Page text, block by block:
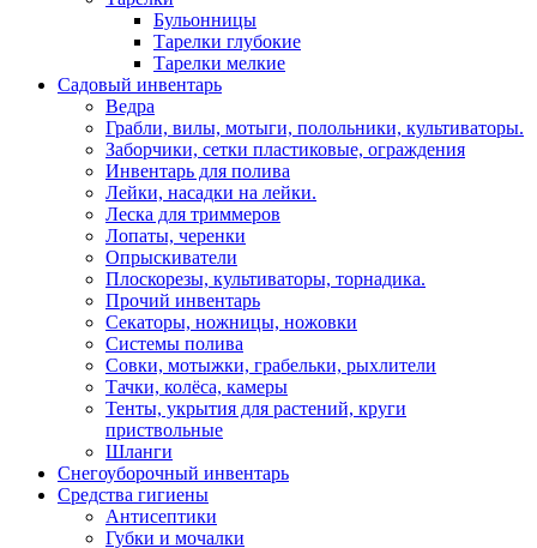
Бульонницы
Тарелки глубокие
Тарелки мелкие
Садовый инвентарь
Ведра
Грабли, вилы, мотыги, полольники, культиваторы.
Заборчики, сетки пластиковые, ограждения
Инвентарь для полива
Лейки, насадки на лейки.
Леска для триммеров
Лопаты, черенки
Опрыскиватели
Плоскорезы, культиваторы, торнадика.
Прочий инвентарь
Секаторы, ножницы, ножовки
Системы полива
Совки, мотыжки, грабельки, рыхлители
Тачки, колёса, камеры
Тенты, укрытия для растений, круги
приствольные
Шланги
Снегоуборочный инвентарь
Средства гигиены
Антисептики
Губки и мочалки